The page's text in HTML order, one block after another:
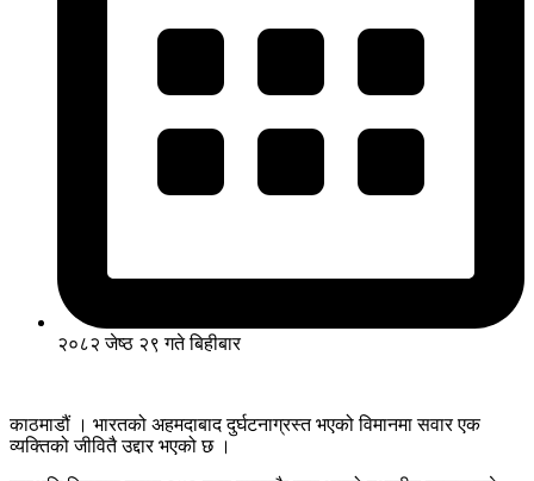
२०८२ जेष्ठ २९ गते बिहीबार
काठमाडौं । भारतको अहमदाबाद दुर्घटनाग्रस्त भएको विमानमा सवार एक
व्यक्तिको जीवितै उद्दार भएको छ ।